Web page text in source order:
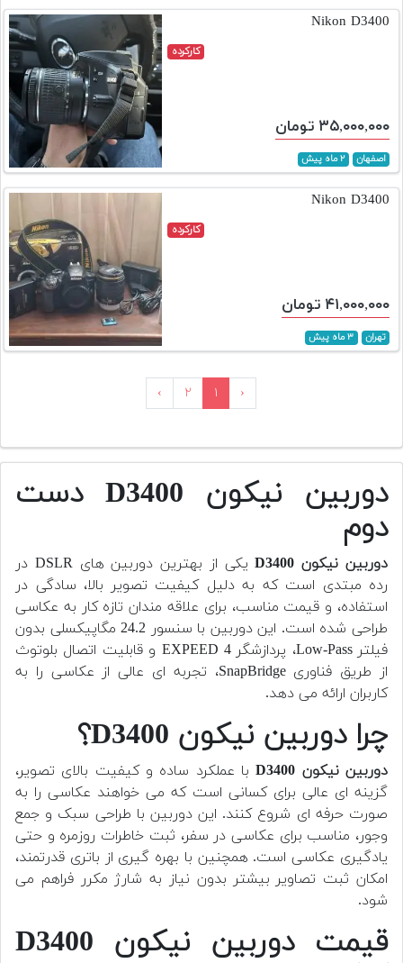
Nikon D3400
کارکرده
۳۵,۰۰۰,۰۰۰ تومان
اصفهان ۲ ماه پیش
Nikon D3400
کارکرده
۴۱,۰۰۰,۰۰۰ تومان
تهران ۳ ماه پیش
‹ ۱ ۲ ›
دوربین نیکون D3400 دست
دوم
دوربین نیکون D3400
یکی از بهترین دوربین های DSLR در
رده مبتدی است که به دلیل کیفیت تصویر بالا، سادگی در
استفاده، و قیمت مناسب، برای علاقه مندان تازه کار به عکاسی
طراحی شده است. این دوربین با سنسور 24.2 مگاپیکسلی بدون
فیلتر Low-Pass، پردازشگر EXPEED 4 و قابلیت اتصال بلوتوث
از طریق فناوری SnapBridge، تجربه ای عالی از عکاسی را به
کاربران ارائه می دهد.
چرا دوربین نیکون D3400؟
دوربین نیکون D3400
با عملکرد ساده و کیفیت بالای تصویر،
گزینه ای عالی برای کسانی است که می خواهند عکاسی را به
صورت حرفه ای شروع کنند. این دوربین با طراحی سبک و جمع
وجور، مناسب برای عکاسی در سفر، ثبت خاطرات روزمره و حتی
یادگیری عکاسی است. همچنین با بهره گیری از باتری قدرتمند،
امکان ثبت تصاویر بیشتر بدون نیاز به شارژ مکرر فراهم می
شود.
قیمت دوربین نیکون D3400